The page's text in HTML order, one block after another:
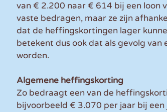
van € 2.200 naar € 614 bij een loon
vaste bedragen, maar ze zijn
dat de heffingskortingen lager
betekent dus ook dat als gevolg
worden.
Algemene heffingskorting
Zo bedraagt een van de
bijvoorbeeld € 3.070 per jaar bij